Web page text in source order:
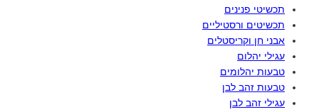
תכשיטי פנינים
תכשיטים ורסטיליים
אבני חן וקריסטלים
עגילי יהלום
טבעות יהלומים
טבעות זהב לבן
עגילי זהב לבן